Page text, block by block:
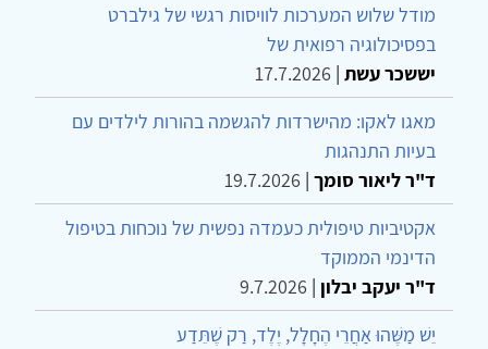
מודל שלוש המערכות לוויסות רגשי של גילברט
בפסיכולוגיה רפואית של
יששכר עשת |
17.7.2026
מאגו לאקו: מהישרדות להגשמה בהורות לילדים עם
בעיות התנהגות
ד"ר ליאור סומך |
19.7.2026
אקטיביות טיפולית כעמדה נפשית של נוכחות בטיפול
הדינמי הממוקד
ד"ר יעקב יבלון |
9.7.2026
יֵשׁ מַשֶּׁהוּ אַחֲרֵי הֶחָלָל, יֶלֶד, רַק שֶׁתֵּדַע